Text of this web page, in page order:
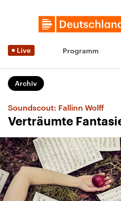
Live Programm
Archiv
Soundscout: Fallinn Wolff
Verträumte